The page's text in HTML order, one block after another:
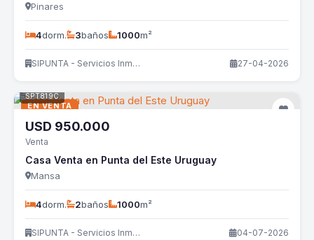
Pinares
4dorm. 3baños 1000m²
SIPUNTA - Servicios Inmobiliarios 27-04-2026
EN VENTA
SPT819C
USD 950.000
Venta
Casa Venta en Punta del Este Uruguay
Mansa
4dorm. 2baños 1000m²
SIPUNTA - Servicios Inmobiliarios 04-07-2026